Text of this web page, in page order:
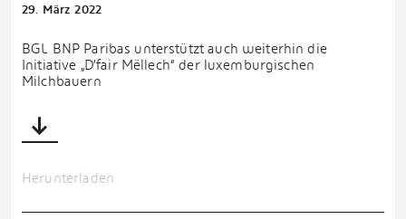
29. März 2022
BGL BNP Paribas unterstützt auch weiterhin die
Initiative „D’fair Mëllech“ der luxemburgischen
Milchbauern
Herunterladen